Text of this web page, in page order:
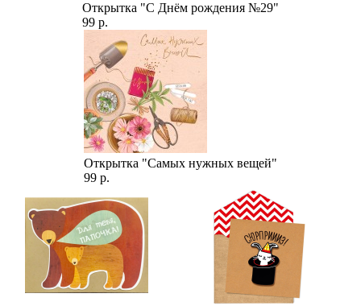
Открытка "С Днём рождения №29"
99 р.
Открытка "Самых нужных вещей"
99 р.